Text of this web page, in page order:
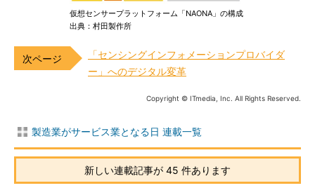
仮想センサープラットフォーム「NAONA」の構成
出典：村田製作所
「センシングインフォメーションプロバイダ
ー」へのデジタル変革
Copyright © ITmedia, Inc. All Rights Reserved.
製造業がサービス業となる日 連載一覧
新しい連載記事が 45 件あります